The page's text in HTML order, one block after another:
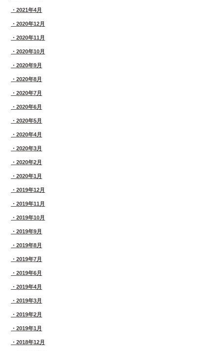
2021年4月
2020年12月
2020年11月
2020年10月
2020年9月
2020年8月
2020年7月
2020年6月
2020年5月
2020年4月
2020年3月
2020年2月
2020年1月
2019年12月
2019年11月
2019年10月
2019年9月
2019年8月
2019年7月
2019年6月
2019年4月
2019年3月
2019年2月
2019年1月
2018年12月